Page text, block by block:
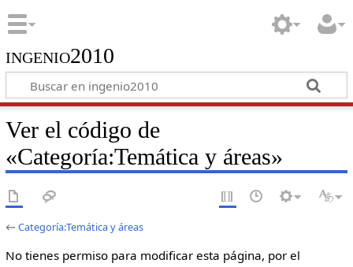
ingenio2010
Ver el código de
«Categoría:Temática y áreas»
←Categoría:Temática y áreas
No tienes permiso para modificar esta página, por el